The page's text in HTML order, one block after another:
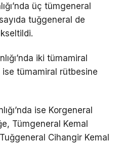
üç tümgeneral
tuğgeneral de
iki tümamiral
tümamiral rütbesine
ise Korgeneral
Tümgeneral Kemal
Cihangir Kemal